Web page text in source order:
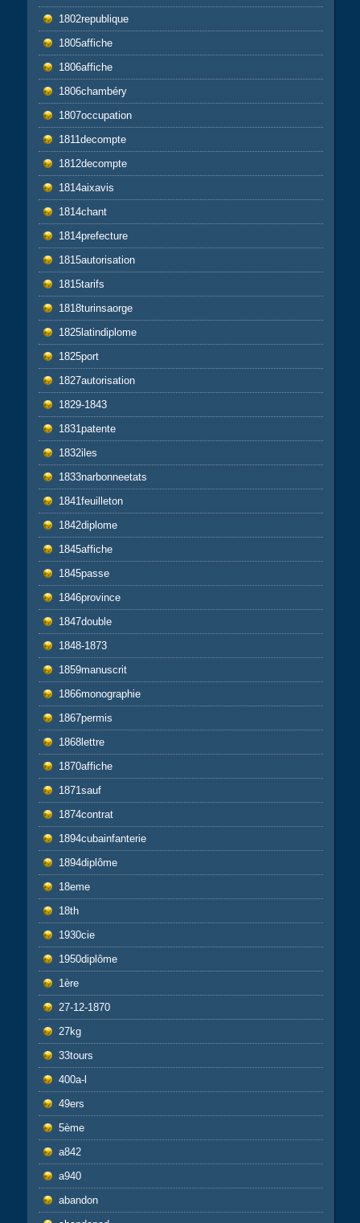
1802republique
1805affiche
1806affiche
1806chambéry
1807occupation
1811decompte
1812decompte
1814aixavis
1814chant
1814prefecture
1815autorisation
1815tarifs
1818turinsaorge
1825latindiplome
1825port
1827autorisation
1829-1843
1831patente
1832iles
1833narbonneetats
1841feuilleton
1842diplome
1845affiche
1845passe
1846province
1847double
1848-1873
1859manuscrit
1866monographie
1867permis
1868lettre
1870affiche
1871sauf
1874contrat
1894cubainfanterie
1894diplôme
18eme
18th
1930cie
1950diplôme
1ère
27-12-1870
27kg
33tours
400a-l
49ers
5ème
a842
a940
abandon